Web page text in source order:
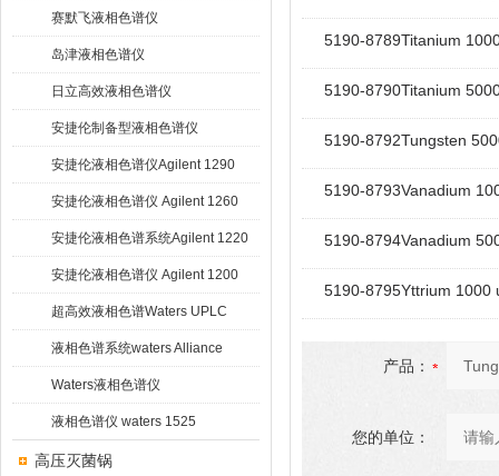
赛默飞液相色谱仪
岛津液相色谱仪
日立高效液相色谱仪
安捷伦制备型液相色谱仪
安捷伦液相色谱仪Agilent 1290
Infinity
安捷伦液相色谱仪 Agilent 1260
Infinity
安捷伦液相色谱系统Agilent 1220
Infinity
安捷伦液相色谱仪 Agilent 1200
超高效液相色谱Waters UPLC
液相色谱系统waters Alliance
HPLC
Waters液相色谱仪
液相色谱仪 waters 1525
高压灭菌锅
5190-8789Titanium
5190-8790Titanium
5190-8792Tungsten
5190-8793Vanadium
5190-8794Vanadium
5190-8795Yttrium 1000
产品：
您的单位：